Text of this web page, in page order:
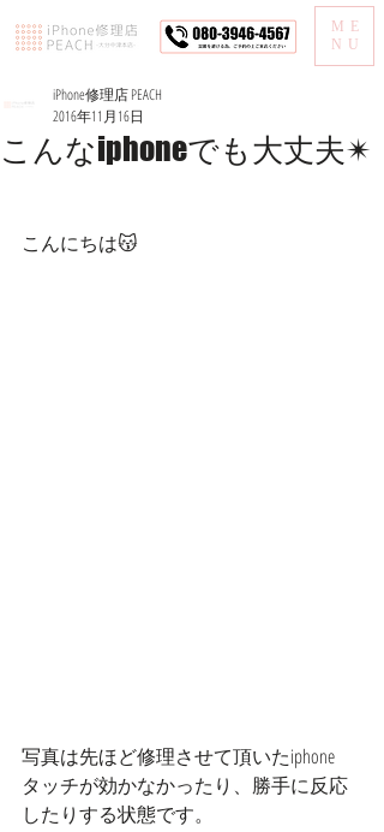
ME
NU
こんなiphoneでも大丈夫✴︎
iPhone修理店 PEACH
2016年11月16日
こんにちは😽
写真は先ほど修理させて頂いたiphone
タッチが効かなかったり、勝手に反応
したりする状態です。